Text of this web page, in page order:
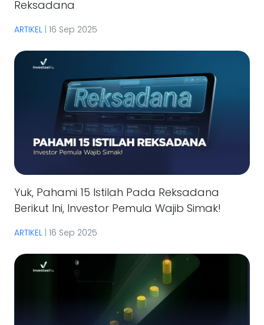
Reksadana
ARTIKEL 16 Sep 2025
Yuk, Pahami 15 Istilah Pada Reksadana
Berikut Ini, Investor Pemula Wajib Simak!
ARTIKEL | 16 Sep 2025